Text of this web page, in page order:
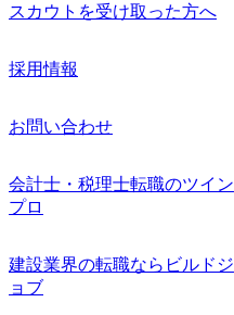
スカウトを受け取った方へ
採用情報
お問い合わせ
会計士・税理士転職のツイン
プロ
建設業界の転職ならビルドジ
ョブ